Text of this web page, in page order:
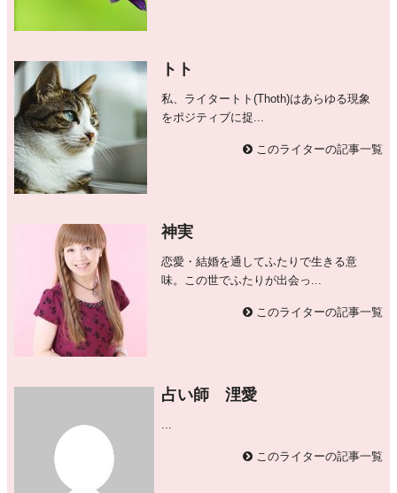
トト
私、ライタートト(Thoth)はあらゆる現象
をポジティブに捉...
このライターの記事一覧
神実
恋愛・結婚を通してふたりで生きる意
味。この世でふたりが出会っ...
このライターの記事一覧
占い師 浬愛
...
このライターの記事一覧